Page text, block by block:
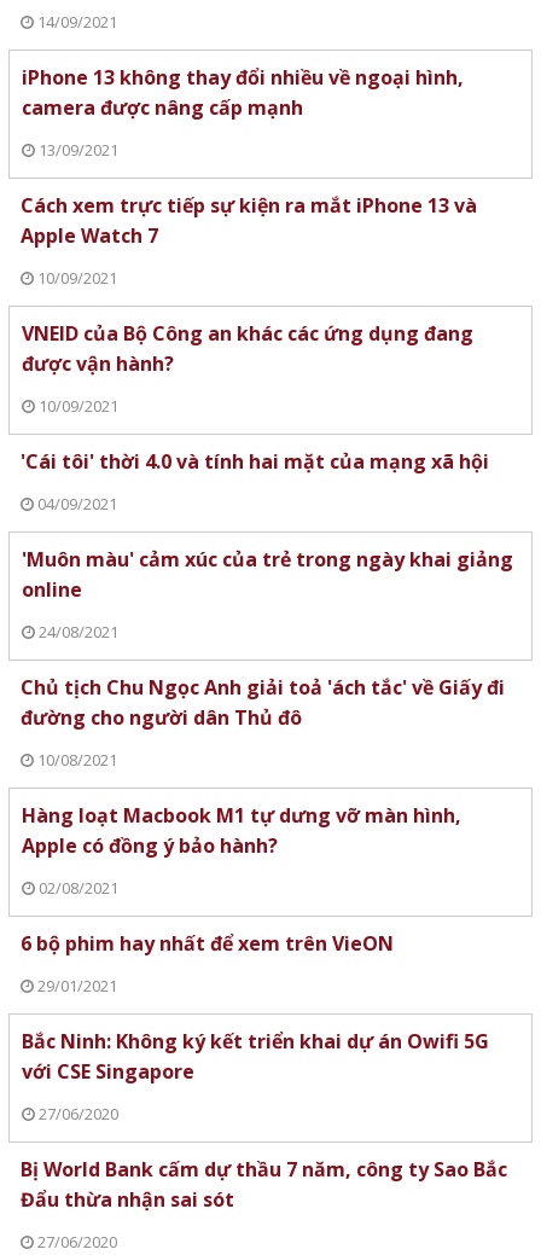
14/09/2021
iPhone 13 không thay đổi nhiều về ngoại hình,
camera được nâng cấp mạnh
13/09/2021
Cách xem trực tiếp sự kiện ra mắt iPhone 13 và
Apple Watch 7
10/09/2021
VNEID của Bộ Công an khác các ứng dụng đang
được vận hành?
10/09/2021
'Cái tôi' thời 4.0 và tính hai mặt của mạng xã hội
04/09/2021
'Muôn màu' cảm xúc của trẻ trong ngày khai giảng
online
24/08/2021
Chủ tịch Chu Ngọc Anh giải toả 'ách tắc' về Giấy đi
đường cho người dân Thủ đô
10/08/2021
Hàng loạt Macbook M1 tự dưng vỡ màn hình,
Apple có đồng ý bảo hành?
02/08/2021
6 bộ phim hay nhất để xem trên VieON
29/01/2021
Bắc Ninh: Không ký kết triển khai dự án Owifi 5G
với CSE Singapore
27/06/2020
Bị World Bank cấm dự thầu 7 năm, công ty Sao Bắc
Đẩu thừa nhận sai sót
27/06/2020